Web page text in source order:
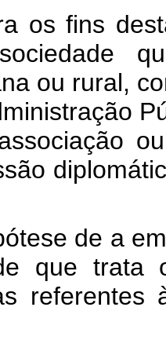
fins desta
ou rural,
de a
que trata
referentes